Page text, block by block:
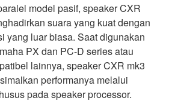
model pasif, speaker CXR
suara yang kuat dengan
yang luar biasa. Saat digunakan
PX dan PC-D series atau
lainnya, speaker CXR mk3
performanya melalui
pada speaker processor.